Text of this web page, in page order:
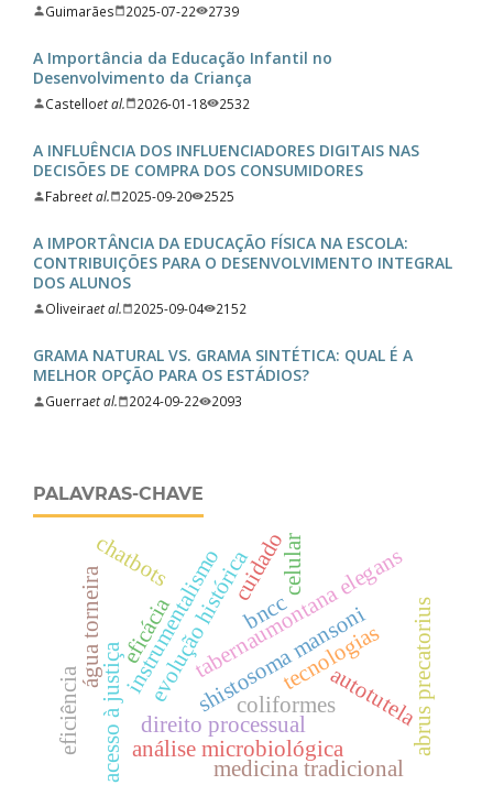
Guimarães 2025-07-22 2739
A Importância da Educação Infantil no
Desenvolvimento da Criança
Castelloet al. 2026-01-18 2532
A INFLUÊNCIA DOS INFLUENCIADORES DIGITAIS NAS
DECISÕES DE COMPRA DOS CONSUMIDORES
Fabreet al. 2025-09-20 2525
A IMPORTÂNCIA DA EDUCAÇÃO FÍSICA NA ESCOLA:
CONTRIBUIÇÕES PARA O DESENVOLVIMENTO INTEGRAL
DOS ALUNOS
Oliveiraet al. 2025-09-04 2152
GRAMA NATURAL VS. GRAMA SINTÉTICA: QUAL É A
MELHOR OPÇÃO PARA OS ESTÁDIOS?
Guerraet al. 2024-09-22 2093
PALAVRAS-CHAVE
tecnologias
tabernaumontana elegans
direito processual
evolução histórica autotutela
instrumentalismo
acesso à justiça análise microbiológica
água torneira
coliformes abrus precatorius
medicina tradicional
shistosoma mansoni
bncc
celular
eficiência
eficácia
chatbots cuidado